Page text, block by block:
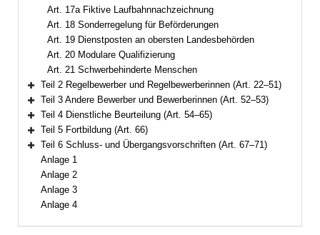
Art. 17a Fiktive Laufbahnnachzeichnung
Art. 18 Sonderregelung für Beförderungen
Art. 19 Dienstposten an obersten Landesbehörden
Art. 20 Modulare Qualifizierung
Art. 21 Schwerbehinderte Menschen
Bereich erweitern
Teil 2 Regelbewerber und Regelbewerberinnen (Art. 22–51)
Bereich erweitern
Teil 3 Andere Bewerber und Bewerberinnen (Art. 52–53)
Bereich erweitern
Teil 4 Dienstliche Beurteilung (Art. 54–65)
Bereich erweitern
Teil 5 Fortbildung (Art. 66)
Bereich erweitern
Teil 6 Schluss- und Übergangsvorschriften (Art. 67–71)
Anlage 1
Anlage 2
Anlage 3
Anlage 4